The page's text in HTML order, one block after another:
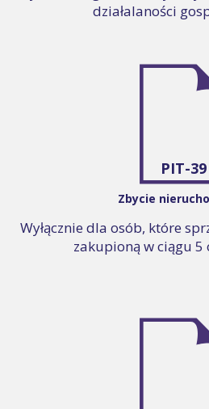
działalaności
PIT-39
Zbycie
Wyłącznie dla osób, które
zakupioną w ciągu 5